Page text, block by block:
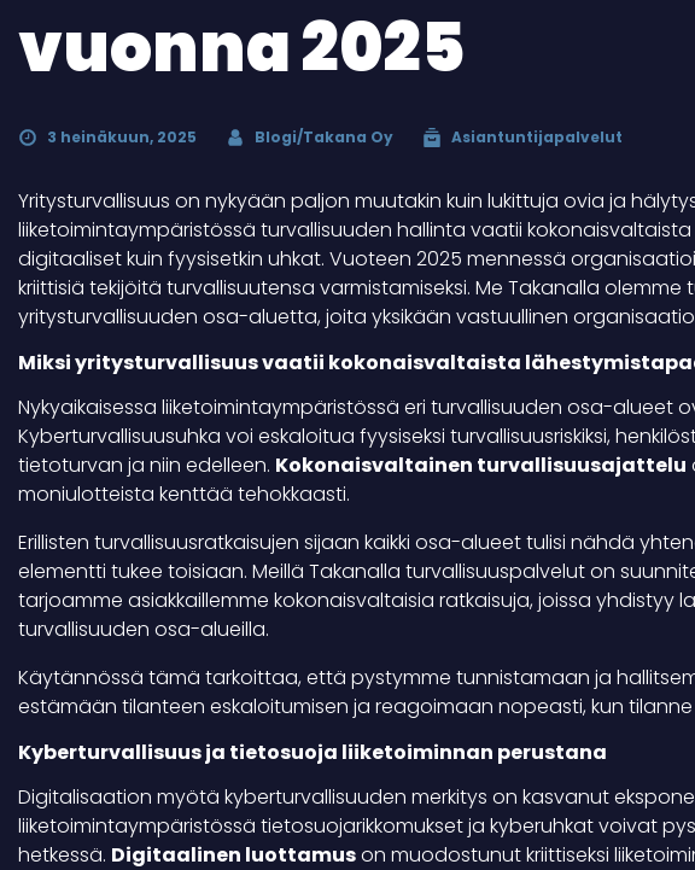
vuonna 2025
3 heinäkuun, 2025 Blogi/Takana Oy Asiantuntijapalvelut
Yritysturvallisuus on nykyään paljon muutakin kuin lukittuja ovia ja
liiketoimintaympäristössä turvallisuuden hallinta vaatii
digitaaliset kuin fyysisetkin uhkat. Vuoteen 2025 mennessä
kriittisiä tekijöitä turvallisuutensa varmistamiseksi. Me Takanalla olemme
yritysturvallisuuden osa-aluetta, joita yksikään vastuullinen
Miksi yritysturvallisuus vaatii kokonaisvaltaista
Nykyaikaisessa liiketoimintaympäristössä eri turvallisuuden osa-alueet
Kyberturvallisuusuhka voi eskaloitua fyysiseksi turvallisuusriskiksi,
tietoturvan ja niin edelleen. Kokonaisvaltainen turvallisuusajattelu
moniulotteista kenttää tehokkaasti.
Erillisten turvallisuusratkaisujen sijaan kaikki osa-alueet tulisi nähdä
elementti tukee toisiaan. Meillä Takanalla turvallisuuspalvelut on
tarjoamme asiakkaillemme kokonaisvaltaisia ratkaisuja, joissa yhdistyy
turvallisuuden osa-alueilla.
Käytännössä tämä tarkoittaa, että pystymme tunnistamaan ja
estämään tilanteen eskaloitumisen ja reagoimaan nopeasti, kun
Kyberturvallisuus ja tietosuoja liiketoiminnan perustana
Digitalisaation myötä kyberturvallisuuden merkitys on kasvanut
liiketoimintaympäristössä tietosuojarikkomukset ja kyberuhkat voivat
hetkessä. Digitaalinen luottamuson muodostunut kriittiseksi